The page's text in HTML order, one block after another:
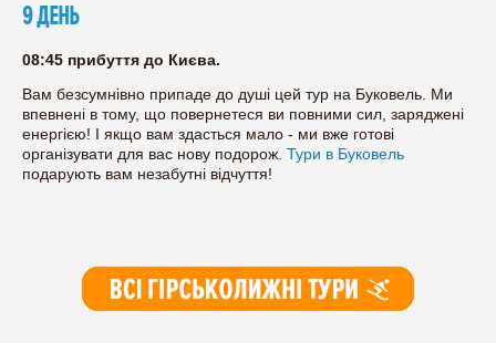
9 ДЕНЬ
08:45 прибуття до Києва.
Вам безсумнівно припаде до душі цей тур на Буковель. Ми
впевнені в тому, що повернетеся ви повними сил, заряджені
енергією! І якщо вам здасться мало - ми вже готові
організувати для вас нову подорож. Тури в Буковель
подарують вам незабутні відчуття!